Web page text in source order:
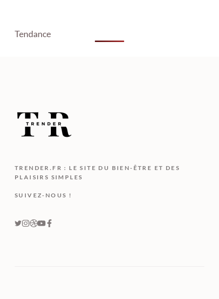
Tendance
TRENDER.FR : LE SITE DU BIEN-ÊTRE ET DES
PLAISIRS SIMPLES
SUIVEZ-NOUS !